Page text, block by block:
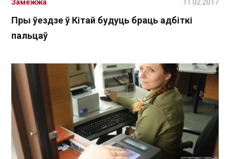
Пры ўездзе ў Кітай будуць браць адбіткі
пальцаў
Замежжа 11.02.2017